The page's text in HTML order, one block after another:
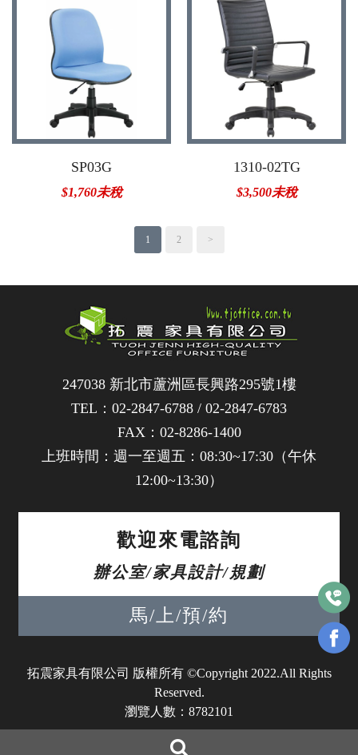
SP03G
$1,760未稅
1310-02TG
$3,500未稅
1 2 >
247038 新北市蘆洲區長興路295號1樓
TEL： 02-2847-6788 / 02-2847-6783
FAX：02-8286-1400
上班時間：週一至週五：08:30~17:30（午休
12:00~13:30）
歡迎來電諮詢
辦公室/家具設計/規劃
馬/上/預/約
拓震家具有限公司 版權所有 ©Copyright 2022.All Rights
Reserved.
瀏覽人數：8782101